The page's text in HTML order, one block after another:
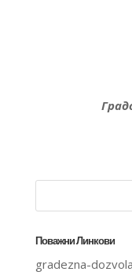
Поважни Линкови
gradezna-